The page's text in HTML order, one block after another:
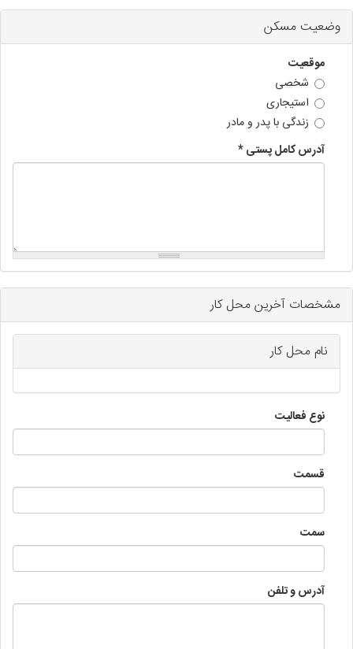
وضعیت مسکن
موقعیت
شخصی
استیجاری
زندگی با پدر و مادر
آدرس کامل پستی*
مشخصات آخرین محل کار
نام محل کار
نوع فعالیت
قسمت
سمت
آدرس و تلفن